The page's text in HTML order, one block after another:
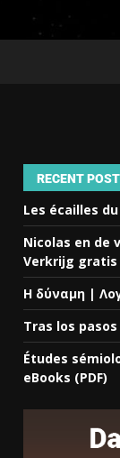
RECENT
Les écailles du
Nicolas en de
Verkrijg gratis
Η δύναμη |
Tras los pasos
Études
eBooks (PDF)